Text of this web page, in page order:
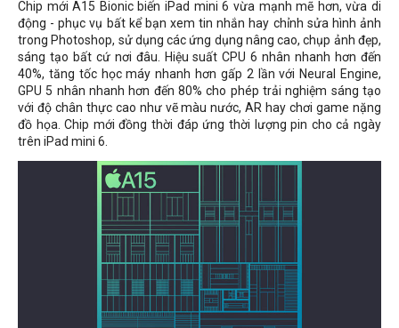
Chip mới A15 Bionic biến iPad mini 6 vừa mạnh mẽ hơn, vừa di
động - phục vụ bất kể bạn xem tin nhắn hay chỉnh sửa hình ảnh
trong Photoshop, sử dụng các ứng dụng nâng cao, chụp ảnh đẹp,
sáng tạo bất cứ nơi đâu. Hiệu suất CPU 6 nhân nhanh hơn đến
40%, tăng tốc học máy nhanh hơn gấp 2 lần với Neural Engine,
GPU 5 nhân nhanh hơn đến 80% cho phép trải nghiệm sáng tạo
với độ chân thực cao như vẽ màu nước, AR hay chơi game nặng
đồ họa. Chip mới đồng thời đáp ứng thời lượng pin cho cả ngày
trên iPad mini 6.